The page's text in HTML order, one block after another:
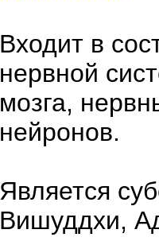
Входит в
нервной
мозга,
нейронов.
Является
Вишуддхи,